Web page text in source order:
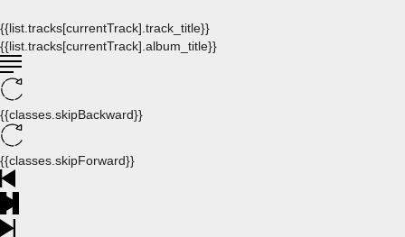
{{list.tracks[currentTrack].track_title}}
{{list.tracks[currentTrack].album_title}}
{{classes.skipBackward}}
{{classes.skipForward}}